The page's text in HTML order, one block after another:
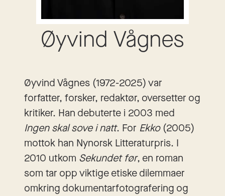
Øyvind Vågnes
Øyvind Vågnes (1972-2025) var
forfatter, forsker, redaktør, oversetter og
kritiker. Han debuterte i 2003 med
Ingen skal sove i natt. For Ekko(2005)
mottok han Nynorsk Litteraturpris. I
2010 utkom Sekundet før, en roman
som tar opp viktige etiske dilemmaer
omkring dokumentarfotografering og